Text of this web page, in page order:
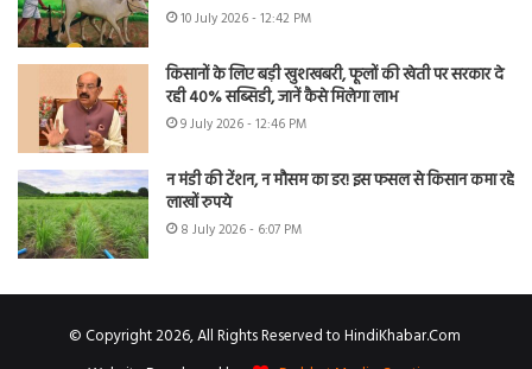
10 July 2026 - 12:42 PM
किसानों के लिए बड़ी खुशखबरी, फूलों की खेती पर सरकार दे
रही 40% सब्सिडी, जानें कैसे मिलेगा लाभ
9 July 2026 - 12:46 PM
न मंडी की टेंशन, न मौसम का डर! इस फसल से किसान कमा रहे
लाखों रुपये
8 July 2026 - 6:07 PM
© Copyright 2026, All Rights Reserved to HindiKhabar.Com